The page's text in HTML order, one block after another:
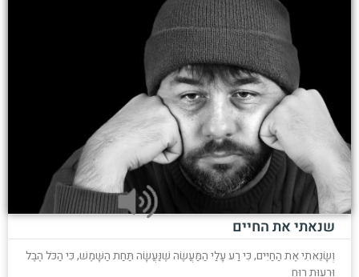
שנאתי את החיים
וְשָׂנֵאתִי אֶת הַחַיִּים, כִּי רַע עָלַי הַמַּעֲשֶׂה שֶׁנַּעֲשָׂה תַּחַת הַשָּׁמֶשׁ, כִּי הַכֹּל הֶבֶל
וּרְעוּת רוּחַ